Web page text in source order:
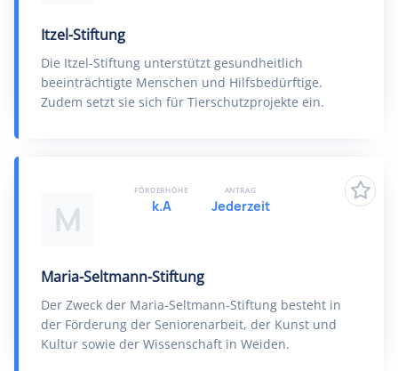
Itzel-Stiftung
Die Itzel-Stiftung unterstützt gesundheitlich
beeinträchtigte Menschen und Hilfsbedürftige.
Zudem setzt sie sich für Tierschutzprojekte ein.
M
Maria-Seltmann-Stiftung
Der Zweck der Maria-Seltmann-Stiftung besteht in
der Förderung der Seniorenarbeit, der Kunst und
Kultur sowie der Wissenschaft in Weiden.
FÖRDERHÖHE
k.A
ANTRAG
Jederzeit